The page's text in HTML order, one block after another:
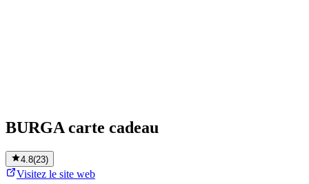
BURGA carte cadeau
4.8(23)
Visitez le site web